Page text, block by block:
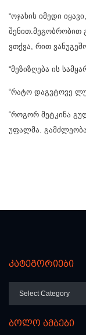
“ოჯახის იმედი
შენით.მეგობრობით
ვთქვა, რით
“მეზიზღება ის
“რატო დაგვტოვე
“როგორ მეტკინა
უფალმა.
კატეგორიები
ბოლო ამბები